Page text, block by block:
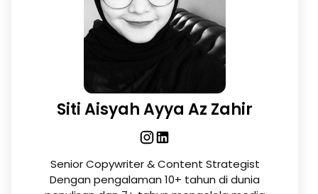
Siti Aisyah Ayya Az Zahir
Senior Copywriter & Content Strategist
Dengan pengalaman 10+ tahun di dunia